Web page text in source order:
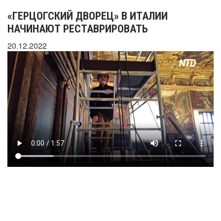
«ГЕРЦОГСКИЙ ДВОРЕЦ» В ИТАЛИИ
НАЧИНАЮТ РЕСТАВРИРОВАТЬ
20.12.2022